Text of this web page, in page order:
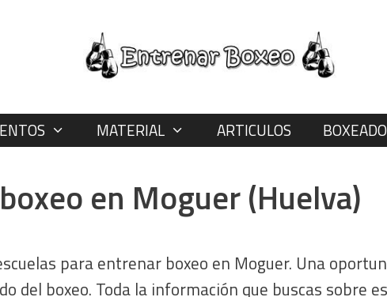
MATERIAL ARTICULOS
en Moguer (Huelva)
para entrenar boxeo en Moguer. Una
del boxeo. Toda la información que buscas sobre